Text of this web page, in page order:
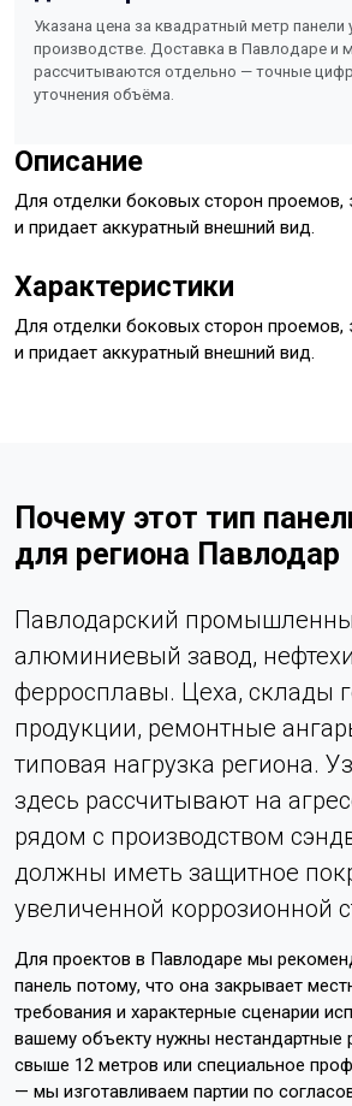
Указана цена за квадратный метр панели
производстве. Доставка в Павлодаре и
рассчитываются отдельно — точные
уточнения объёма.
Описание
Для отделки боковых сторон проемов,
и придает аккуратный внешний вид.
Характеристики
Для отделки боковых сторон проемов,
и придает аккуратный внешний вид.
Почему этот тип
для региона Павлодар
Павлодарский
алюминиевый завод,
ферросплавы. Цеха, склады
продукции, ремонтные
типовая нагрузка региона.
здесь рассчитывают на
рядом с производством
должны иметь защитное
увеличенной коррозионной
Для проектов в Павлодаре мы
панель потому, что она закрывает
требования и характерные сценарии
вашему объекту нужны
свыше 12 метров или специальное
— мы изготавливаем партии по